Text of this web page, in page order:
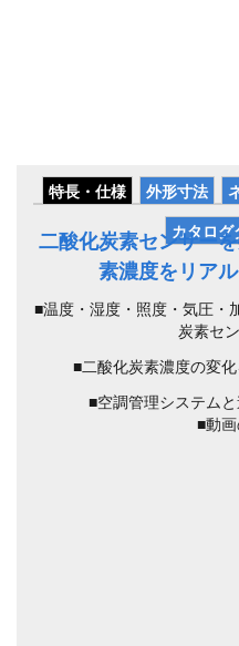
特長・仕様 外形寸法
カタログ
二酸化炭素センサー
素濃度をリア
■温度・湿度・照度・気圧・
炭素セ
■二酸化炭素濃度の変
■空調管理システム
■動